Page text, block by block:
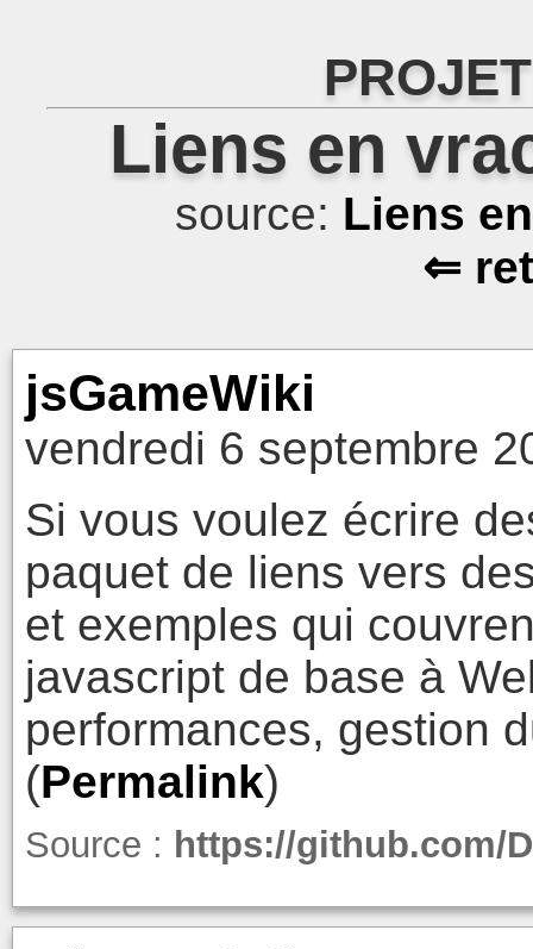
Liens en
source: Liens
⇐
jsGameWiki
vendredi 6 septembre
Si vous voulez écrire
paquet de liens vers
et exemples qui
javascript de base à
performances, gestion
(Permalink)
Source : https://github.com/